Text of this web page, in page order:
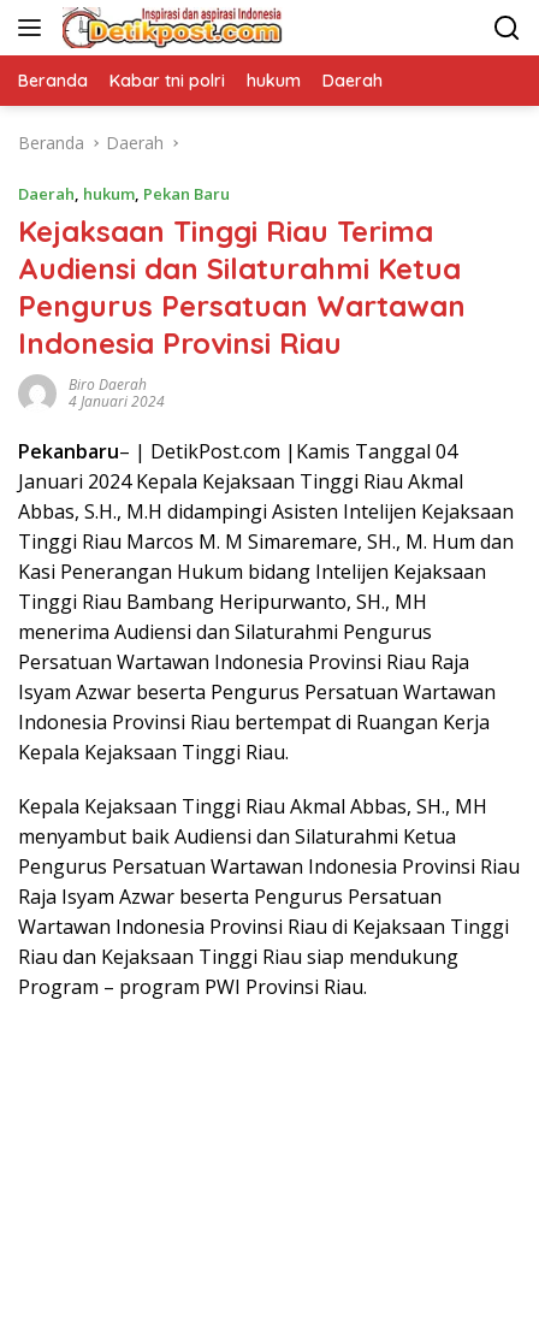
Langsung
Beranda Kabar tni polri hukum Daerah
Beranda Daerah
Daerah, hukum, Pekan Baru
Kejaksaan Tinggi Riau Terima
Audiensi dan Silaturahmi Ketua
Pengurus Persatuan Wartawan
Indonesia Provinsi Riau
Biro Daerah
4 Januari 2024
Pekanbaru– | DetikPost.com |Kamis Tanggal 04
Januari 2024 Kepala Kejaksaan Tinggi Riau Akmal
Abbas, S.H., M.H didampingi Asisten Intelijen Kejaksaan
Tinggi Riau Marcos M. M Simaremare, SH., M. Hum dan
Kasi Penerangan Hukum bidang Intelijen Kejaksaan
Tinggi Riau Bambang Heripurwanto, SH., MH
menerima Audiensi dan Silaturahmi Pengurus
Persatuan Wartawan Indonesia Provinsi Riau Raja
Isyam Azwar beserta Pengurus Persatuan Wartawan
Indonesia Provinsi Riau bertempat di Ruangan Kerja
Kepala Kejaksaan Tinggi Riau.
Kepala Kejaksaan Tinggi Riau Akmal Abbas, SH., MH
menyambut baik Audiensi dan Silaturahmi Ketua
Pengurus Persatuan Wartawan Indonesia Provinsi Riau
Raja Isyam Azwar beserta Pengurus Persatuan
Wartawan Indonesia Provinsi Riau di Kejaksaan Tinggi
Riau dan Kejaksaan Tinggi Riau siap mendukung
Program – program PWI Provinsi Riau.